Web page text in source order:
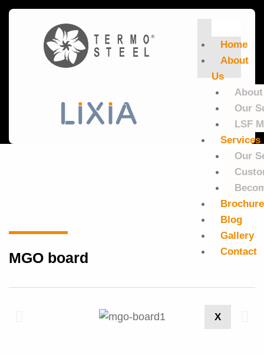
Home
About
Us
Our
LSF
Services
Our
Blog
Gallery
Contact
X
MGO board
CERRAR